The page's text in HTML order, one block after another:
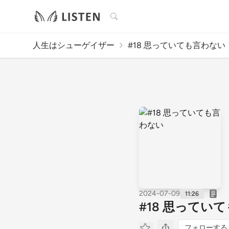
検索
人生はシューゲイザー #18 思っていても言わない
2024-07-09 11:26
#18 思ってい